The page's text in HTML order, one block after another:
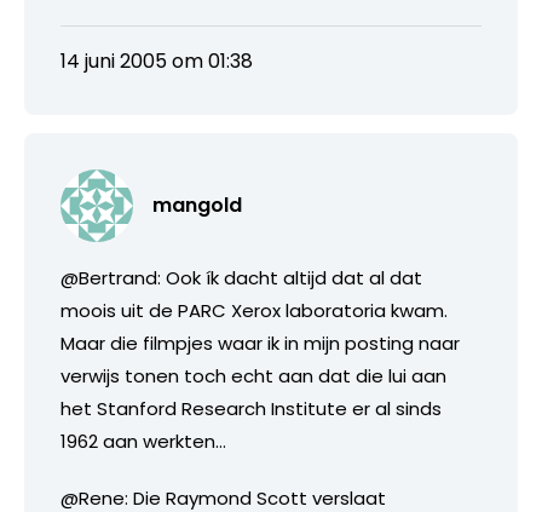
14 juni 2005 om 01:38
mangold
@Bertrand: Ook ík dacht altijd dat al dat
moois uit de PARC Xerox laboratoria kwam.
Maar die filmpjes waar ik in mijn posting naar
verwijs tonen toch echt aan dat die lui aan
het Stanford Research Institute er al sinds
1962 aan werkten…
@Rene: Die Raymond Scott verslaat